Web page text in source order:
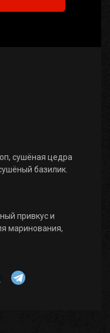
сушёная цедра
базилик.
привкус и
маринования,